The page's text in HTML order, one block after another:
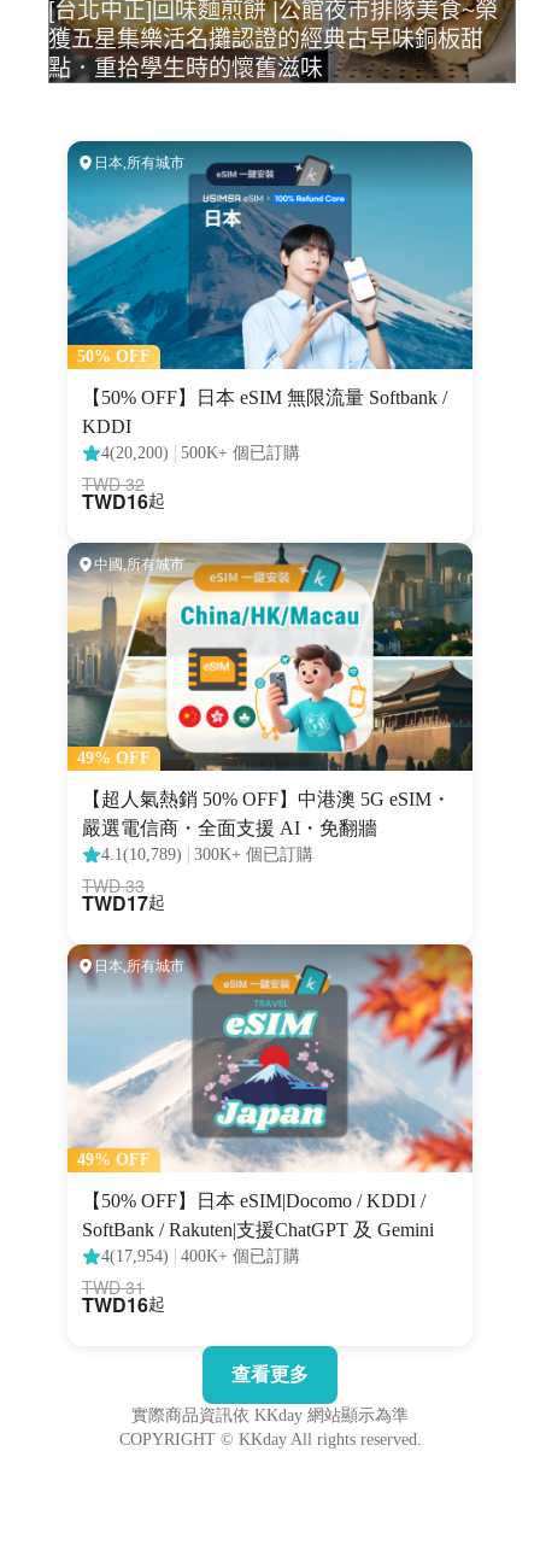
[台北中正]回味麵煎餅 |公館夜市排隊美食~榮
獲五星集樂活名攤認證的經典古早味銅板甜
點．重拾學生時的懷舊滋味